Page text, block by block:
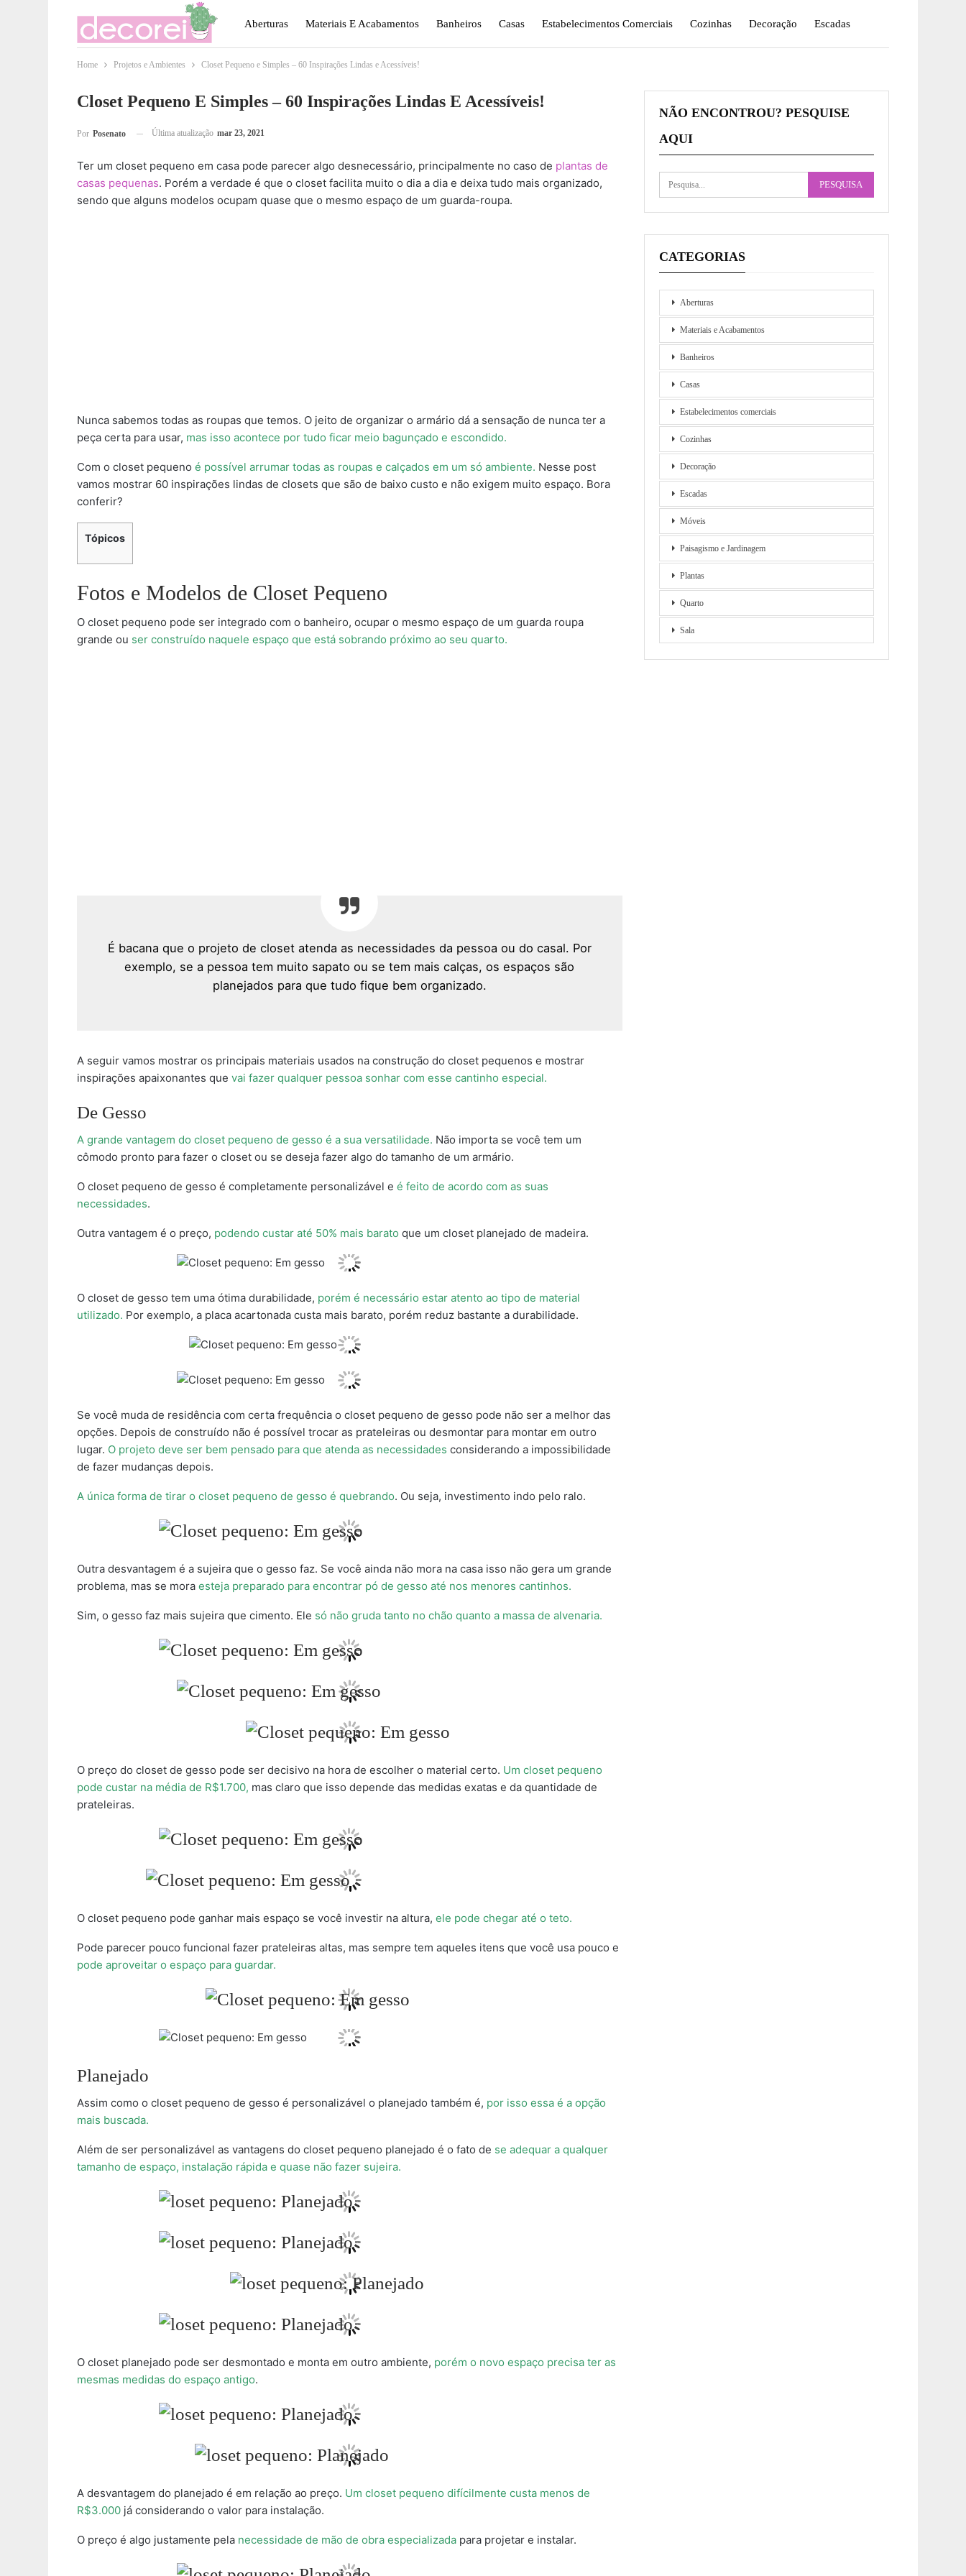
Aberturas Materiais E Acabamentos Banheiros Casas Estabelecimentos Comerciais Cozinhas Decoração Escadas
Móveis Paisagismo E Jardinagem
Home Projetos e Ambientes Closet Pequeno e Simples – 60 Inspirações Lindas e Acessíveis!
Closet Pequeno E Simples – 60 Inspirações Lindas E Acessíveis!
Por Posenato Última atualização mar 23, 2021
Ter um closet pequeno em casa pode parecer algo desnecessário, principalmente no caso de plantas de
casas pequenas. Porém a verdade é que o closet facilita muito o dia a dia e deixa tudo mais organizado,
sendo que alguns modelos ocupam quase que o mesmo espaço de um guarda-roupa.
Nunca sabemos todas as roupas que temos. O jeito de organizar o armário dá a sensação de nunca ter a
peça certa para usar, mas isso acontece por tudo ficar meio bagunçado e escondido.
Com o closet pequeno é possível arrumar todas as roupas e calçados em um só ambiente. Nesse post
vamos mostrar 60 inspirações lindas de closets que são de baixo custo e não exigem muito espaço. Bora
conferir?
Tópicos
Fotos e Modelos de Closet Pequeno
O closet pequeno pode ser integrado com o banheiro, ocupar o mesmo espaço de um guarda roupa
grande ou ser construído naquele espaço que está sobrando próximo ao seu quarto.
É bacana que o projeto de closet atenda as necessidades da pessoa ou do casal. Por
exemplo, se a pessoa tem muito sapato ou se tem mais calças, os espaços são
planejados para que tudo fique bem organizado.
A seguir vamos mostrar os principais materiais usados na construção do closet pequenos e mostrar
inspirações apaixonantes que vai fazer qualquer pessoa sonhar com esse cantinho especial.
De Gesso
A grande vantagem do closet pequeno de gesso é a sua versatilidade. Não importa se você tem um
cômodo pronto para fazer o closet ou se deseja fazer algo do tamanho de um armário.
O closet pequeno de gesso é completamente personalizável e é feito de acordo com as suas
necessidades.
Outra vantagem é o preço, podendo custar até 50% mais barato que um closet planejado de madeira.
O closet de gesso tem uma ótima durabilidade, porém é necessário estar atento ao tipo de material
utilizado. Por exemplo, a placa acartonada custa mais barato, porém reduz bastante a durabilidade.
Se você muda de residência com certa frequência o closet pequeno de gesso pode não ser a melhor das
opções. Depois de construído não é possível trocar as prateleiras ou desmontar para montar em outro
lugar. O projeto deve ser bem pensado para que atenda as necessidades considerando a impossibilidade
de fazer mudanças depois.
A única forma de tirar o closet pequeno de gesso é quebrando. Ou seja, investimento indo pelo ralo.
Outra desvantagem é a sujeira que o gesso faz. Se você ainda não mora na casa isso não gera um grande
problema, mas se mora esteja preparado para encontrar pó de gesso até nos menores cantinhos.
Sim, o gesso faz mais sujeira que cimento. Ele só não gruda tanto no chão quanto a massa de alvenaria.
O preço do closet de gesso pode ser decisivo na hora de escolher o material certo. Um closet pequeno
pode custar na média de R$1.700, mas claro que isso depende das medidas exatas e da quantidade de
prateleiras.
O closet pequeno pode ganhar mais espaço se você investir na altura, ele pode chegar até o teto.
Pode parecer pouco funcional fazer prateleiras altas, mas sempre tem aqueles itens que você usa pouco e
pode aproveitar o espaço para guardar.
Planejado
Assim como o closet pequeno de gesso é personalizável o planejado também é, por isso essa é a opção
mais buscada.
Além de ser personalizável as vantagens do closet pequeno planejado é o fato de se adequar a qualquer
tamanho de espaço, instalação rápida e quase não fazer sujeira.
O closet planejado pode ser desmontado e monta em outro ambiente, porém o novo espaço precisa ter as
mesmas medidas do espaço antigo.
A desvantagem do planejado é em relação ao preço. Um closet pequeno difícilmente custa menos de
R$3.000 já considerando o valor para instalação.
O preço é algo justamente pela necessidade de mão de obra especializada para projetar e instalar.
NÃO ENCONTROU? PESQUISE
AQUI
CATEGORIAS
Aberturas
Materiais e Acabamentos
Banheiros
Casas
Estabelecimentos comerciais
Cozinhas
Decoração
Escadas
Móveis
Paisagismo e Jardinagem
Plantas
Quarto
Sala